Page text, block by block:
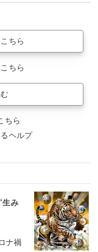
ちら
ちら
ちら
ヘルプ
生み
ナ禍